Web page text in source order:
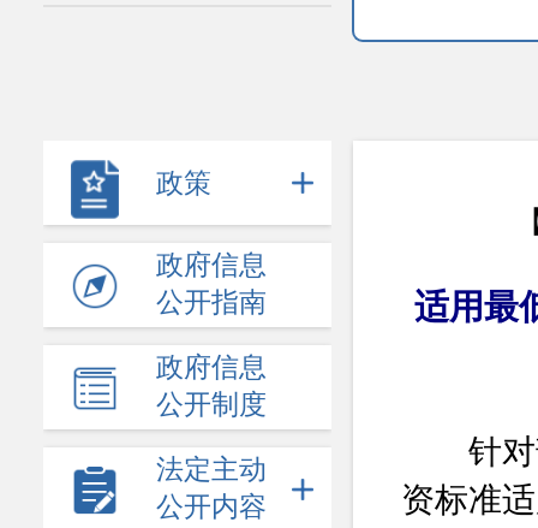
政策
政府信息
公开指南
政府信息
公开制度
法定主动
公开内容
适用最
针对部
资标准